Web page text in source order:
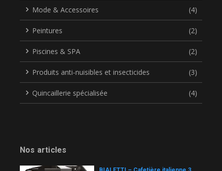
Mode & Accessoires (4)
Peintures (2)
Piscines & SPA (2)
Produits anti-nuisibles et insecticides (3)
Quincaillerie spécialisée (4)
Nos articles